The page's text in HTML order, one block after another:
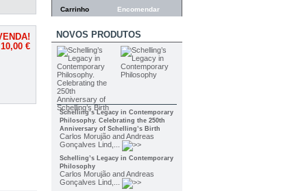
10,00 €
Carrinho Encomendar
NOVOS PRODUTOS
Schelling’s Legacy in Contemporary
Philosophy. Celebrating the 250th
Anniversary of Schelling’s Birth
Carlos Morujão and Andreas
Gonçalves Lind,...
Schelling’s Legacy in Contemporary
Philosophy
Carlos Morujão and Andreas
Gonçalves Lind,...